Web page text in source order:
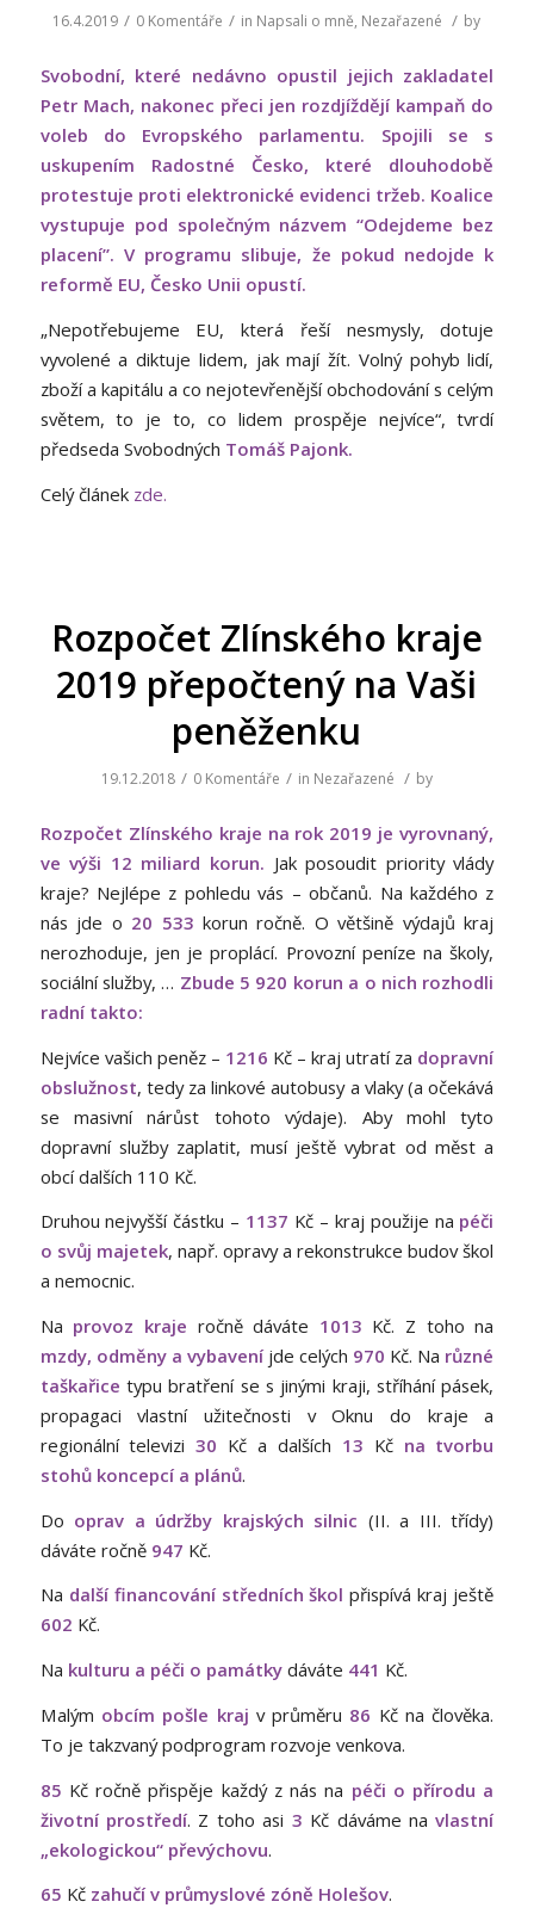
16.4.2019 / 0 Komentáře / in Napsali o mně, Nezařazené / by
Svobodní, které nedávno opustil jejich zakladatel
Petr Mach, nakonec přeci jen rozdjíždějí kampaň do
voleb do Evropského parlamentu. Spojili se s
uskupením Radostné Česko, které dlouhodobě
protestuje proti elektronické evidenci tržeb. Koalice
vystupuje pod společným názvem “Odejdeme bez
placení”. V programu slibuje, že pokud nedojde k
reformě EU, Česko Unii opustí.
„Nepotřebujeme EU, která řeší nesmysly, dotuje
vyvolené a diktuje lidem, jak mají žít. Volný pohyb lidí,
zboží a kapitálu a co nejotevřenější obchodování s celým
světem, to je to, co lidem prospěje nejvíce“, tvrdí
předseda Svobodných Tomáš Pajonk.
Celý článek zde.
Rozpočet Zlínského kraje
2019 přepočtený na Vaši
peněženku
19.12.2018 / 0 Komentáře / in Nezařazené / by
Rozpočet Zlínského kraje na rok 2019 je vyrovnaný,
ve výši 12 miliard korun. Jak posoudit priority vlády
kraje? Nejlépe z pohledu vás – občanů. Na každého z
nás jde o 20 533 korun ročně. O většině výdajů kraj
nerozhoduje, jen je proplácí. Provozní peníze na školy,
sociální služby, … Zbude 5 920 korun a o nich rozhodli
radní takto:
Nejvíce vašich peněz – 1216 Kč – kraj utratí za dopravní
obslužnost, tedy za linkové autobusy a vlaky (a očekává
se masivní nárůst tohoto výdaje). Aby mohl tyto
dopravní služby zaplatit, musí ještě vybrat od měst a
obcí dalších 110 Kč.
Druhou nejvyšší částku – 1137 Kč – kraj použije na péči
o svůj majetek, např. opravy a rekonstrukce budov škol
a nemocnic.
Na provoz kraje ročně dáváte 1013 Kč. Z toho na
mzdy, odměny a vybaveníjde celých 970 Kč. Na různé
taškařice typu bratření se s jinými kraji, stříhání pásek,
propagaci vlastní užitečnosti v Oknu do kraje a
regionální televizi30 Kč a dalších 13 Kč na tvorbu
stohů koncepcí a plánů.
Do oprav a údržby krajských silnic (II. a III. třídy)
dáváte ročně 947 Kč.
Na další financování středních škol přispívá kraj ještě
602 Kč.
Na kulturu a péči o památkydáváte 441 Kč.
Malým obcím pošle kraj v průměru 86 Kč na člověka.
To je takzvaný podprogram rozvoje venkova.
85 Kč ročně přispěje každý z nás na péči o přírodu a
životní prostředí. Z toho asi 3 Kč dáváme navlastní
„ekologickou“ převýchovu.
65 Kč zahučí v průmyslové zóně Holešov.